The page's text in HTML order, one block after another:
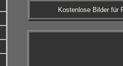
Kostenlose Bilder für